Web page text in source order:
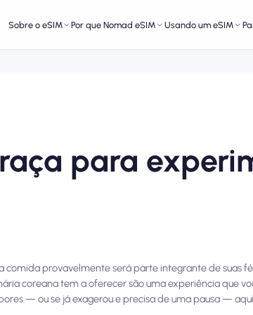
Sobre o eSIM Por que Nomad eSIM Usando um eSIM
para
comida provavelmente será parte integrante de suas
coreana tem a oferecer são uma experiência que
— ou se já exagerou e precisa de uma pausa —